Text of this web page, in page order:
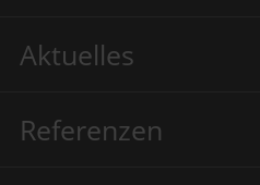
Aktuelles
Referenzen